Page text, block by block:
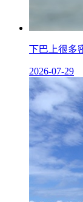
下巴上很多
2026-07-29